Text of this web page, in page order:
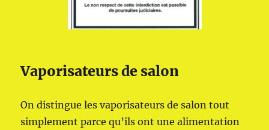
Vaporisateurs de salon
On distingue les vaporisateurs de salon tout
simplement parce qu’ils ont une alimentation